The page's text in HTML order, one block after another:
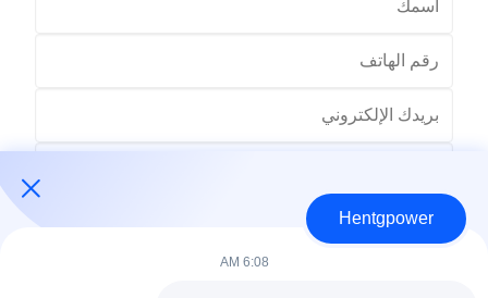
Hentgpower
6:08 AM